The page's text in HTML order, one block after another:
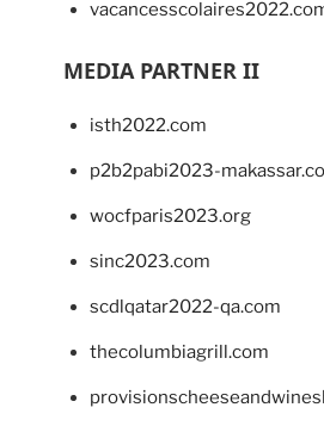
MEDIA PARTNER II
isth2022.com
p2b2pabi2023-
wocfparis2023.org
sinc2023.com
scdlqatar2022-qa.com
thecolumbiagrill.com